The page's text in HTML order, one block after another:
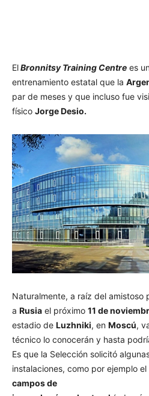
ElBronnitsy Training Centre es
entrenamiento estatal que la
par de meses y que incluso fue
físico Jorge Desio.
Naturalmente, a raíz del amistoso
a Rusia el próximo 11 de
estadio de Luzhniki, en Moscú,
técnico lo conocerán y hasta
Es que la Selección solicitó
instalaciones, como por ejemplo el
campos de